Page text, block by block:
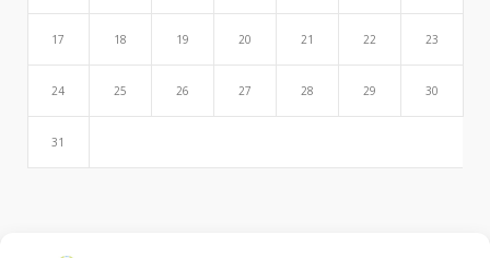
17 18 19 20 21 22 23
24 25 26 27 28 29 30
31